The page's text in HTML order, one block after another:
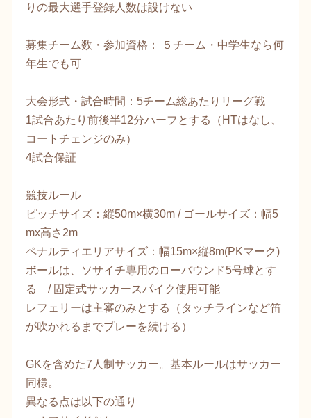
りの最大選手登録人数は設けない
募集チーム数・参加資格： ５チーム・中学生なら何
年生でも可
大会形式・試合時間：5チーム総あたりリーグ戦
1試合あたり前後半12分ハーフとする（HTはなし、
コートチェンジのみ）
4試合保証
競技ルール
ピッチサイズ：縦50m×横30m / ゴールサイズ：幅5
mx高さ2m
ペナルティエリアサイズ：幅15m×縦8m(PKマーク)
ボールは、ソサイチ専用のローバウンド5号球とす
る / 固定式サッカースパイク使用可能
レフェリーは主審のみとする（タッチラインなど笛
が吹かれるまでプレーを続ける）
GKを含めた7人制サッカー。基本ルールはサッカー
同様。
異なる点は以下の通り